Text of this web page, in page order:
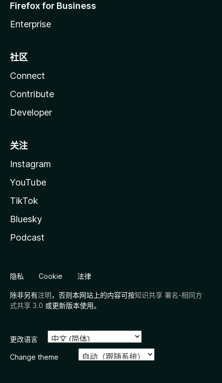
Firefox for Business
Enterprise
社区
Connect
Contribute
Developer
关注
Instagram
YouTube
TikTok
Bluesky
Podcast
隐私 Cookie 法律
除非另有注明，否则本网站上的内容可按知识共享 署名-相同方
式共享 3.0 或更新版本使用。
更改语言
Change theme